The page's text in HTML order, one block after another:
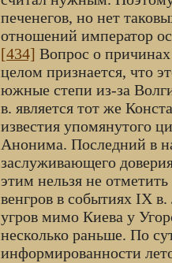
печенегов, но нет
отношений император
[434] Вопрос о
целом признается, что
южные степи из-за
в. является тот же
известия упомянутого
Анонима. Последний в
заслуживающего
этим нельзя не
венгров в событиях IX
угров мимо Киева у
несколько раньше. По
информированности